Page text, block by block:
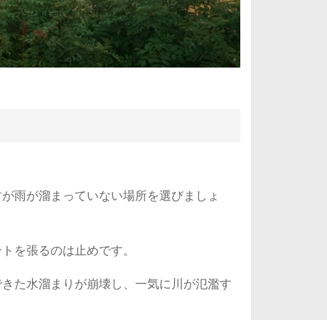
雨が溜まっていない場所を選びましょ
を張るのは止めです。
た水溜まりが崩壊し、一気に川が氾濫す